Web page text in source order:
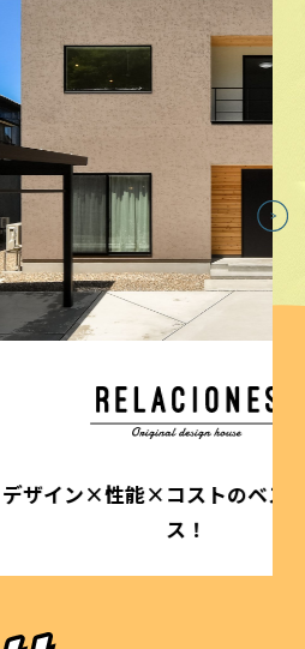
コストのベストバラン